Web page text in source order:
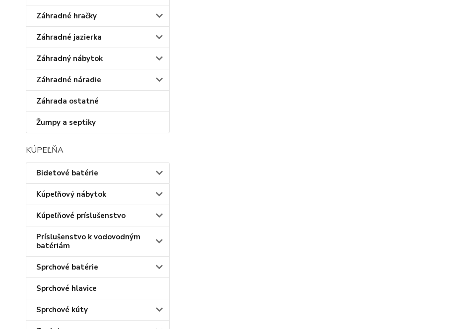
Záhradné hračky
Záhradné jazierka
Záhradný nábytok
Záhradné náradie
Záhrada ostatné
Žumpy a septiky
KÚPEĽŇA
Bidetové batérie
Kúpeľňový nábytok
Kúpeľňové príslušenstvo
Príslušenstvo k vodovodným
batériám
Sprchové batérie
Sprchové hlavice
Sprchové kúty